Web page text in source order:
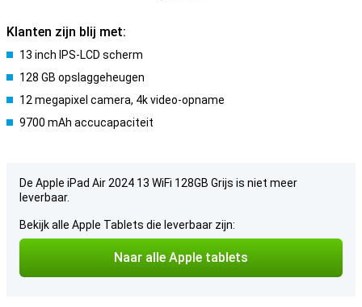
Klanten zijn blij met:
13 inch IPS-LCD scherm
128 GB opslaggeheugen
12 megapixel camera, 4k video-opname
9700 mAh accucapaciteit
De Apple iPad Air 2024 13 WiFi 128GB Grijs is niet meer
leverbaar.
Bekijk alle Apple Tablets die leverbaar zijn:
Naar alle Apple tablets